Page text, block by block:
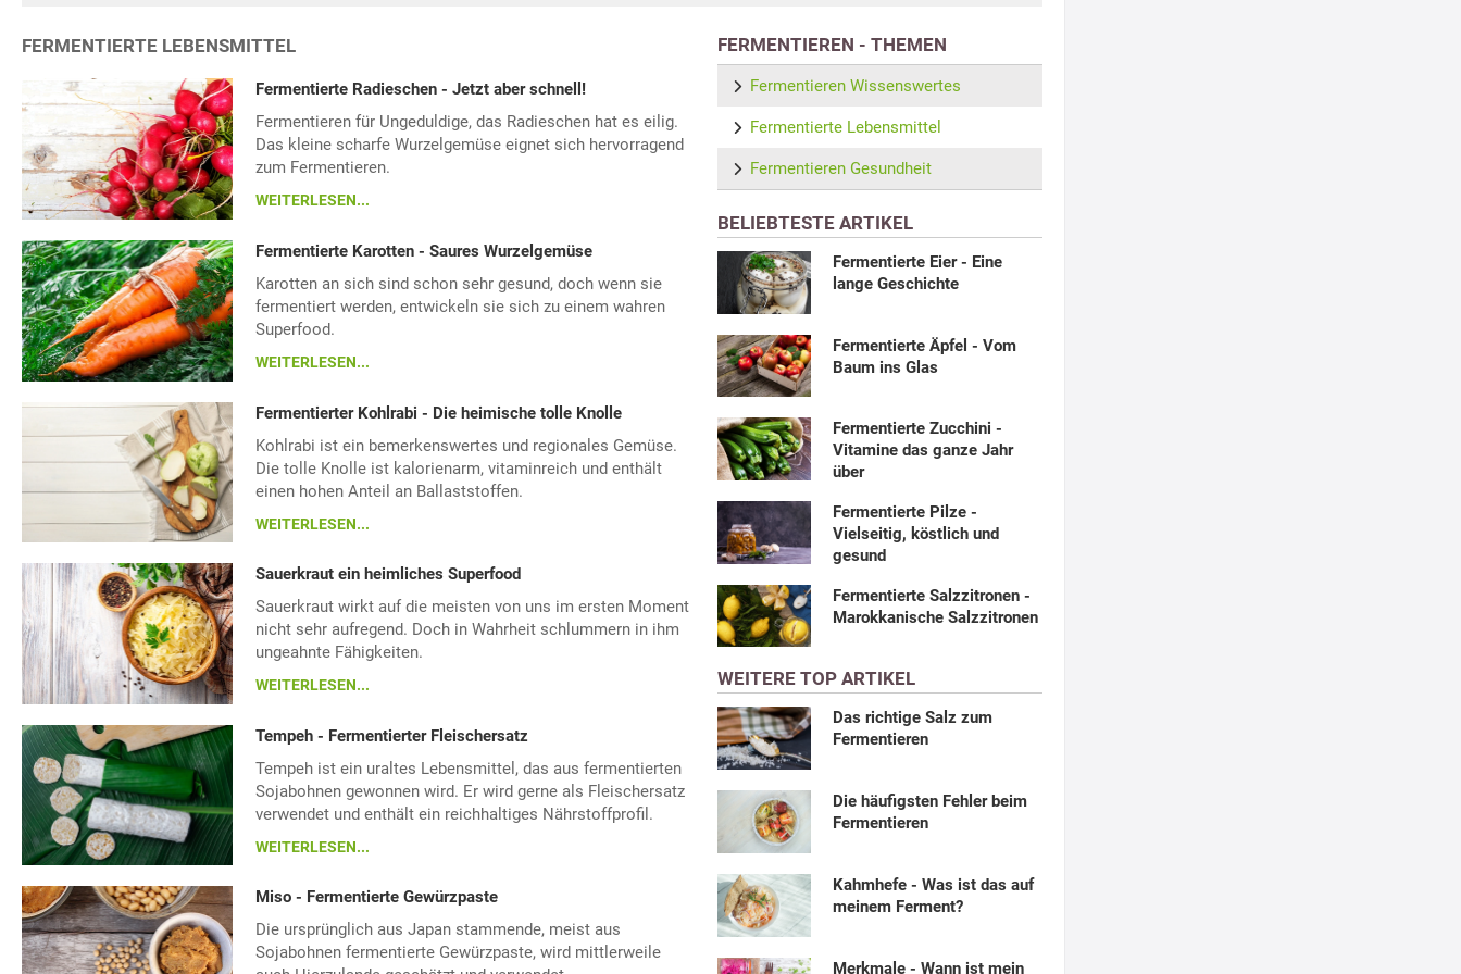
FERMENTIERTE LEBENSMITTEL
Fermentierte Radieschen - Jetzt aber schnell!
Fermentieren für Ungeduldige, das Radieschen hat es eilig.
Das kleine scharfe Wurzelgemüse eignet sich hervorragend
zum Fermentieren.
WEITERLESEN...
Fermentierte Karotten - Saures Wurzelgemüse
Karotten an sich sind schon sehr gesund, doch wenn sie
fermentiert werden, entwickeln sie sich zu einem wahren
Superfood.
WEITERLESEN...
Fermentierter Kohlrabi - Die heimische tolle Knolle
Kohlrabi ist ein bemerkenswertes und regionales Gemüse.
Die tolle Knolle ist kalorienarm, vitaminreich und enthält
einen hohen Anteil an Ballaststoffen.
WEITERLESEN...
Sauerkraut ein heimliches Superfood
Sauerkraut wirkt auf die meisten von uns im ersten Moment
nicht sehr aufregend. Doch in Wahrheit schlummern in ihm
ungeahnte Fähigkeiten.
WEITERLESEN...
Tempeh - Fermentierter Fleischersatz
Tempeh ist ein uraltes Lebensmittel, das aus fermentierten
Sojabohnen gewonnen wird. Er wird gerne als Fleischersatz
verwendet und enthält ein reichhaltiges Nährstoffprofil.
WEITERLESEN...
Miso - Fermentierte Gewürzpaste
Die ursprünglich aus Japan stammende, meist aus
Sojabohnen fermentierte Gewürzpaste, wird mittlerweile
FERMENTIEREN - THEMEN
Fermentieren Wissenswertes
Fermentierte Lebensmittel
Fermentieren Gesundheit
BELIEBTESTE ARTIKEL
Fermentierte Eier - Eine
lange Geschichte
Fermentierte Äpfel - Vom
Baum ins Glas
Fermentierte Zucchini -
Vitamine das ganze Jahr
über
Fermentierte Pilze -
Vielseitig, köstlich und
gesund
Fermentierte Salzzitronen -
Marokkanische Salzzitronen
WEITERE TOP ARTIKEL
Das richtige Salz zum
Fermentieren
Die häufigsten Fehler beim
Fermentieren
Kahmhefe - Was ist das auf
meinem Ferment?
Merkmale - Wann ist mein